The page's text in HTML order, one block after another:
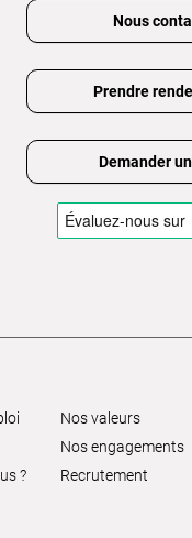
Nous
Prendre
Demander
?
Nos valeurs
Nos engagements
Recrutement